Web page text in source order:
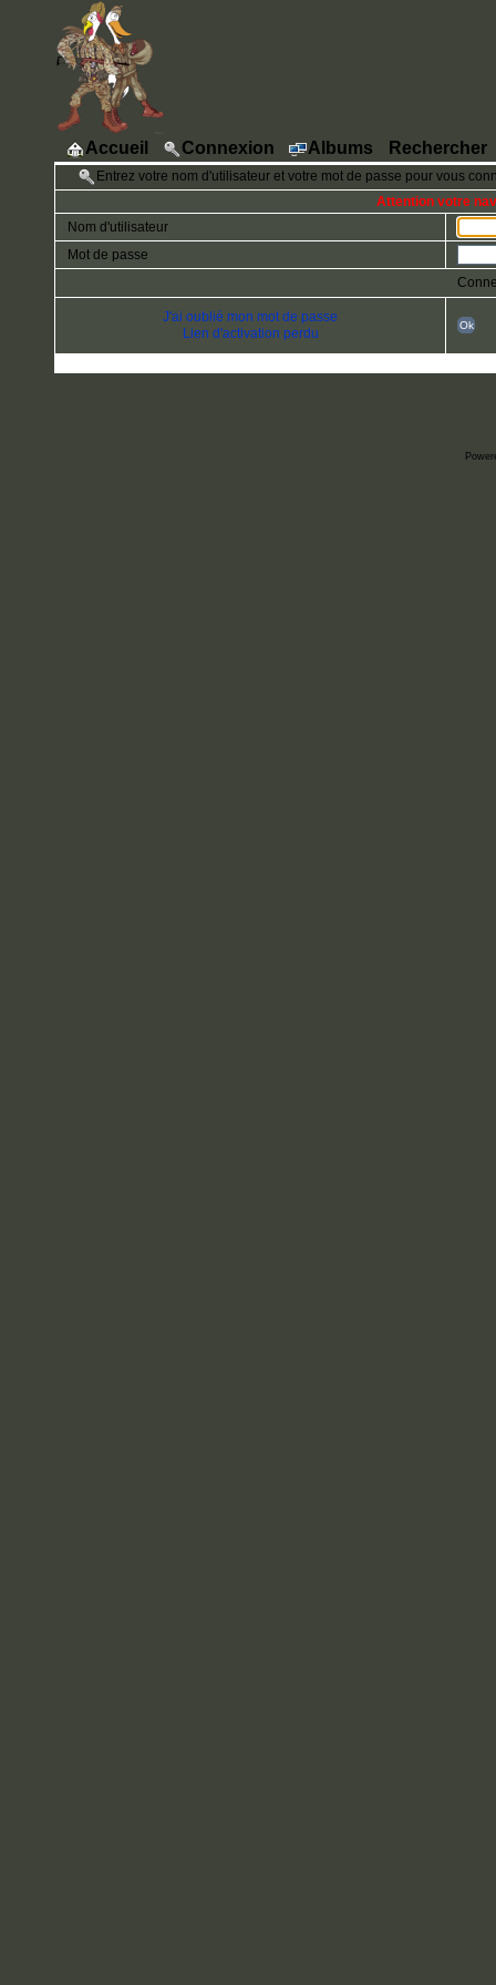
Accueil Connexion Albums Rechercher
Entrez votre nom d'utilisateur et votre mot de passe pour vous
Attention votre
Nom d'utilisateur
Mot de passe
J'ai oublié mon mot de passe
Lien d'activation perdu
Ok